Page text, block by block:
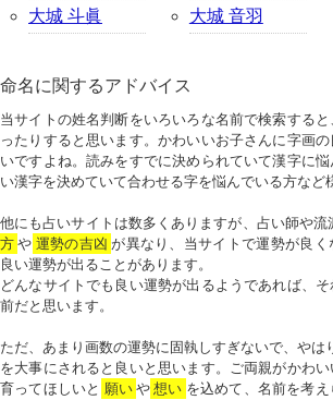
大城 斗眞
大城 音羽
命名に関するアドバイス
当サイトの姓名判断をいろいろな名前で検索する
ったりすると思います。かわいいお子さんに字画
いですよね。読みをすでに決められていて漢字に
い漢字を決めていて合わせる字を悩んでいる方など
他にも占いサイトは数多くありますが、占い師や流
方 や 運勢の吉凶 が異なり、当サイトで運勢が良
良い運勢が出ることがあります。
どんなサイトでも良い運勢が出るようであれば、
前だと思います。
ただ、あまり画数の運勢に固執しすぎないで、やは
を大事にされると良いと思います。ご両親がかわ
育ってほしいと 願い や 想い を込めて、名前を考